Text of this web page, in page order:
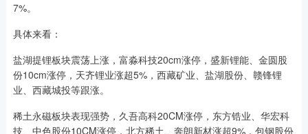
7%。
具体来看：
盐湖提锂板块震荡上涨，富淼科技20cm涨停，盛新锂能、金圆股
份10cm涨停，天齐锂业涨超5%，西藏矿业、盐湖股份、赣锋锂
业、西藏城投等跟涨。
稀土永磁板块表现强势，久吾高科20CM涨停，东方锆业、华宏科
技、中色股份10CM涨停，北方稀土、奔朗新材涨超9%，包钢股份